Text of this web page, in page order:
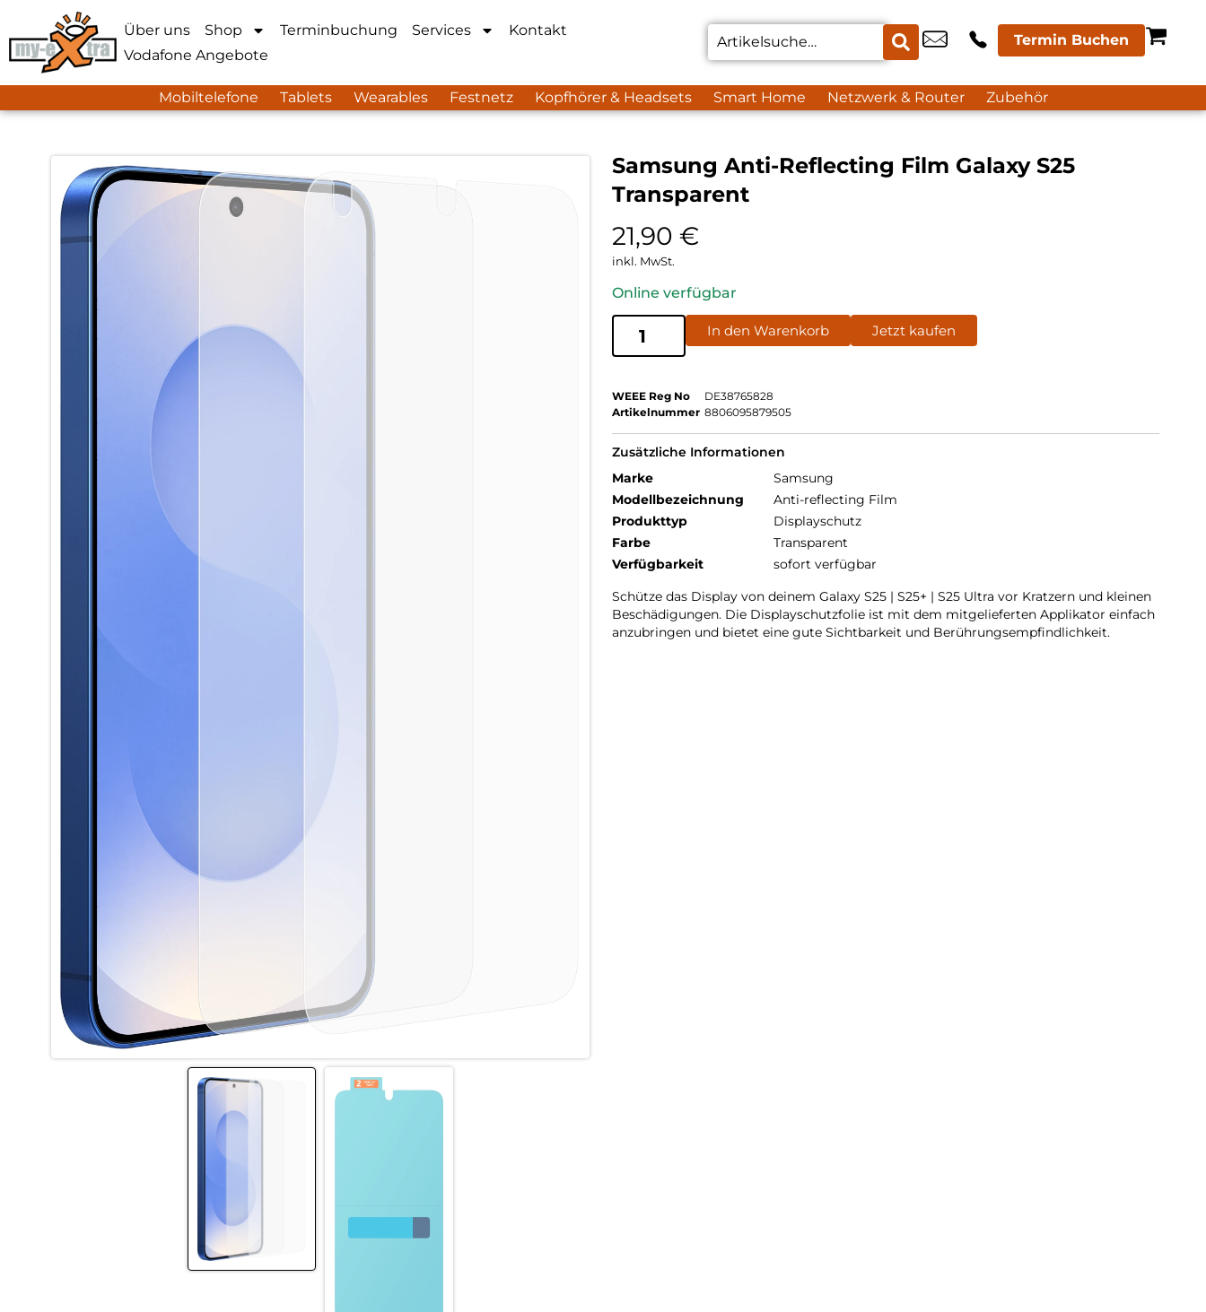
Über uns Shop Terminbuchung Services
Kontakt
Vodafone Angebote
Termin Buchen
Mobiltelefone Tablets Wearables Festnetz Kopfhörer & Headsets Smart Home Netzwerk & Router Zubehör
Samsung Anti-Reflecting Film Galaxy S25
Transparent
21,90 €
inkl. MwSt.
Online verfügbar
In den Warenkorb Jetzt kaufen
WEEE Reg No
DE38765828
Artikelnummer 8806095879505
Zusätzliche Informationen
Marke
Samsung
Modellbezeichnung
Anti-reflecting Film
Produkttyp
Displayschutz
Farbe
Transparent
Verfügbarkeit
sofort verfügbar
Schütze das Display von deinem Galaxy S25 | S25+ | S25 Ultra vor Kratzern und kleinen
Beschädigungen. Die Displayschutzfolie ist mit dem mitgelieferten Applikator einfach
anzubringen und bietet eine gute Sichtbarkeit und Berührungsempfindlichkeit.